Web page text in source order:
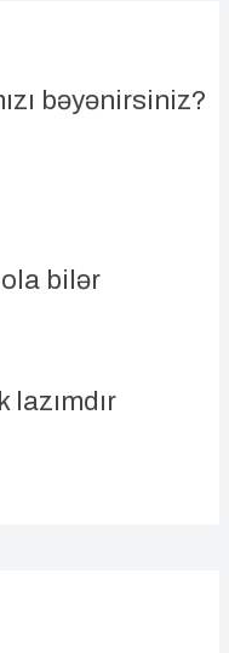
bəyənirsiniz?
ola bilər
lazımdır